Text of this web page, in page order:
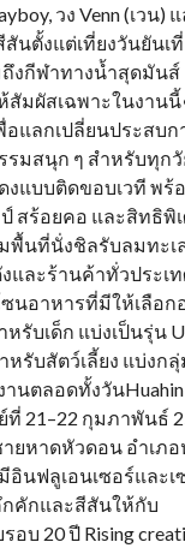
วง Venn (เวน)
สันตั้งแต่เที่ยงวันยันเ
งกีฬาทางน้ำสุดมันส์
ห้สัมผัสเฉพาะในงาน
อแลกเปลี่ยนประสบ
รมสนุก ๆ สำหรับทุก
งแบบติดขอบเวที พร้
สร้อยคอ และสิทธิพิ
พื้นที่นั่งชิลรับลมทะเ
และร้านค้าทั่วประเ
ซนอาหารที่มีให้เลือก
รับเด็ก แบ่งเป็นรุ่น
รับสัตว์เลี้ยง แบ่งก
นตลอดทั้งวันHuahin
ที่ 21–22 กุมภาพันธ์
ยหาดหัวดอน อำเภ
นฟลูเอนเซอร์และเ
คักและสีสันให้กับ
บ 20 ปี Rising